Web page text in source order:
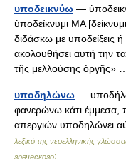
υποδεικνύω —
ὑποδείκνυμι ΜΑ
διδάσκω με υποδείξεις
ακολουθήσει αυτή την
τῆς μελλούσης ὀργῆς»
υποδηλώνω —
φανερώνω κάτι έμμεσα,
απεργιών υποδηλώνει
λεξικό της νεοελληνικής
греческого)